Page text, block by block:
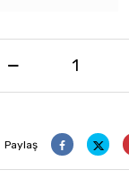
Paylaş